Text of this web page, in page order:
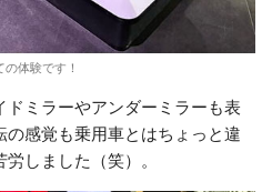
の体験です！
ミラーやアンダーミラーも表
感覚も乗用車とはちょっと違
しました（笑）。